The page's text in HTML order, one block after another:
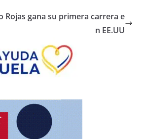
Rojas gana su primera carrera e
n EE.UU